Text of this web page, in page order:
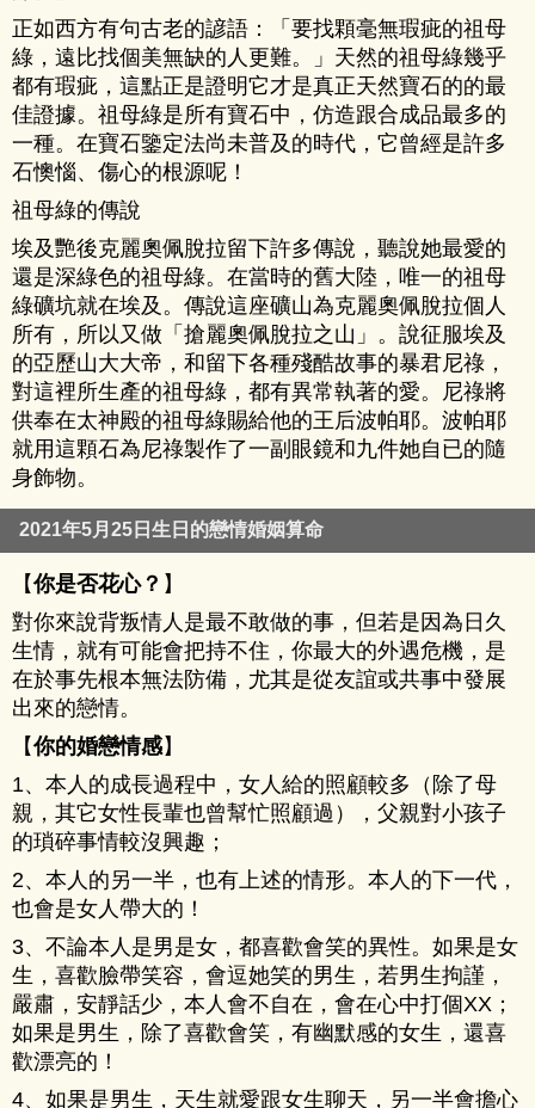
正如西方有句古老的諺語：「要找顆毫無瑕疵的祖母
綠，遠比找個美無缺的人更難。」天然的祖母綠幾乎
都有瑕疵，這點正是證明它才是真正天然寶石的的最
佳證據。祖母綠是所有寶石中，仿造跟合成品最多的
一種。在寶石鑒定法尚未普及的時代，它曾經是許多
石懊惱、傷心的根源呢！
祖母綠的傳說
埃及艷後克麗奧佩脫拉留下許多傳說，聽說她最愛的
還是深綠色的祖母綠。在當時的舊大陸，唯一的祖母
綠礦坑就在埃及。傳說這座礦山為克麗奧佩脫拉個人
所有，所以又做「搶麗奧佩脫拉之山」。說征服埃及
的亞歷山大大帝，和留下各種殘酷故事的暴君尼祿，
對這裡所生產的祖母綠，都有異常執著的愛。尼祿將
供奉在太神殿的祖母綠賜給他的王后波帕耶。波帕耶
就用這顆石為尼祿製作了一副眼鏡和九件她自已的隨
身飾物。
2021年5月25日生日的戀情婚姻算命
【你是否花心？ 】
對你來說背叛情人是最不敢做的事，但若是因為日久
生情，就有可能會把持不住，你最大的外遇危機，是
在於事先根本無法防備，尤其是從友誼或共事中發展
出來的戀情。
【你的婚戀情感】
1、本人的成長過程中，女人給的照顧較多（除了母
親，其它女性長輩也曾幫忙照顧過），父親對小孩子
的瑣碎事情較沒興趣；
2、本人的另一半，也有上述的情形。本人的下一代，
也會是女人帶大的！
3、不論本人是男是女，都喜歡會笑的異性。如果是女
生，喜歡臉帶笑容，會逗她笑的男生，若男生拘謹，
嚴肅，安靜話少，本人會不自在，會在心中打個XX；
如果是男生，除了喜歡會笑，有幽默感的女生，還喜
歡漂亮的！
4、如果是男生，天生就愛跟女生聊天，另一半會擔心